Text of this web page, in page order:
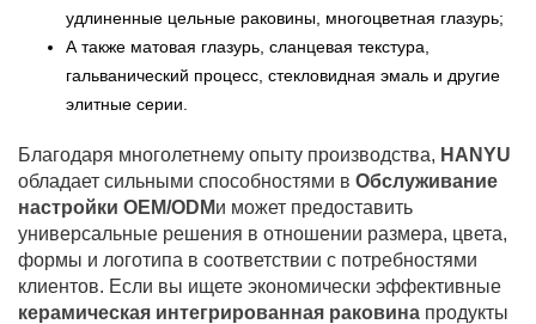
удлиненные цельные раковины, многоцветная глазурь;
А также матовая глазурь, сланцевая текстура,
гальванический процесс, стекловидная эмаль и другие
элитные серии.
Благодаря многолетнему опыту производства, HANYU
обладает сильными способностями в Обслуживание
настройки OEM/ODMи может предоставить
универсальные решения в отношении размера, цвета,
формы и логотипа в соответствии с потребностями
клиентов. Если вы ищете экономически эффективные
керамическая интегрированная раковина продукты